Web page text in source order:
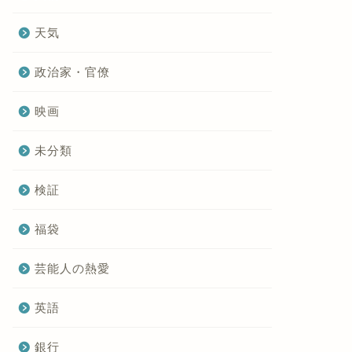
天気
政治家・官僚
映画
未分類
検証
福袋
芸能人の熱愛
英語
銀行